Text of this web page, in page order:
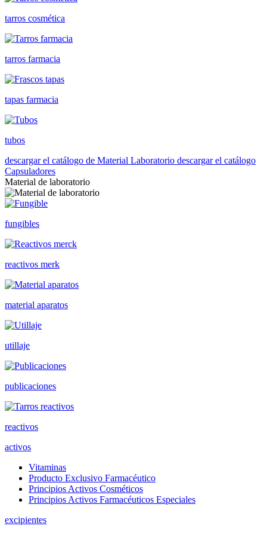
tarros cosmética
tarros farmacia
tapas farmacia
tubos
descargar el catálogo de Material Laboratorio descargar el catálogo
Capsuladores
Material de laboratorio
fungibles
reactivos merk
material aparatos
utillaje
publicaciones
reactivos
activos
Vitaminas
Producto Exclusivo Farmacéutico
Principios Activos Cosméticos
Principios Activos Farmacéuticos Especiales
excipientes